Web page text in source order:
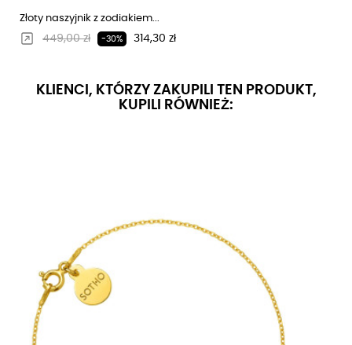
Złoty naszyjnik z zodiakiem...
Regularna cena
449,00 zł -30% Cena
314,30 zł
KLIENCI, KTÓRZY ZAKUPILI TEN PRODUKT,
KUPILI RÓWNIEŻ: